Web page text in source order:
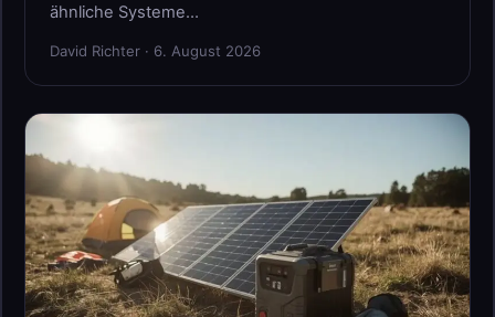
ähnliche Systeme…
David Richter · 6. August 2026